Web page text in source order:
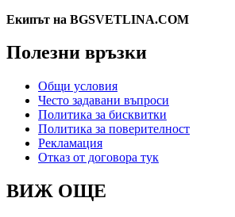
Екипът на BGSVETLINA.COM
Полезни връзки
Общи условия
Често задавани въпроси
Политика за бисквитки
Политика за поверителност
Рекламация
Отказ от договора тук
ВИЖ ОЩЕ